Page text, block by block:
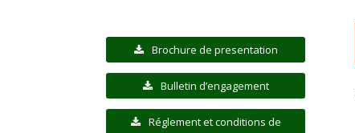
Brochure de presentation
Bulletin d’engagement
Réglement et conditions de